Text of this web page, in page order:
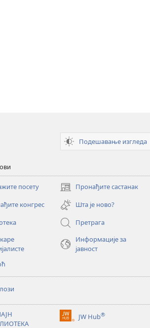
Подешавање изгледа
посету Пронађите састанак
(отвара
нови
прозор)
конгрес
Шта је ново?
Претрага
Информације за
јавност
JW Hub®
(отвара